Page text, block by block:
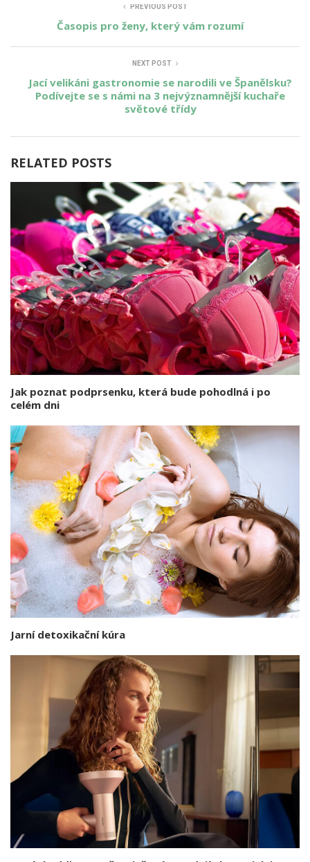
PREVIOUS POST
Časopis pro ženy, který vám rozumí
NEXT POST
Jací velikáni gastronomie se narodili ve Španělsku?
Podívejte se s námi na 3 nejvýznamnější kuchaře
světové třídy
RELATED POSTS
Jak poznat podprsenku, která bude pohodlná i po
celém dni
Jarní detoxikační kúra